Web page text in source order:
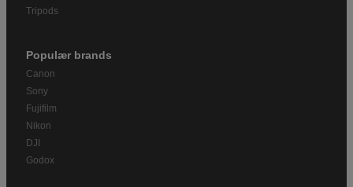
Tripods
Populær brands
Canon
Sony
Fujifilm
Nikon
DJI
Godox